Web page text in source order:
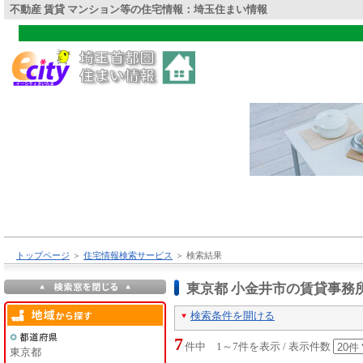
不動産 賃貸 マンション等の住宅情報：埼玉住まい情報
トップページ ＞ 住宅情報検索サービス ＞ 検索結果
東京都 小金井市の賃貸事務
検索条件を開ける
7件中 1～7件を表示 / 表示件数
東京都